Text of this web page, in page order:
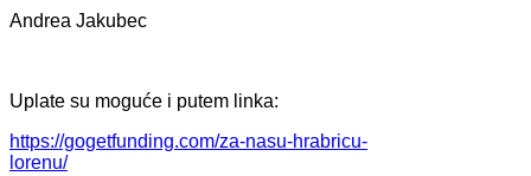
Andrea Jakubec
Uplate su moguće i putem linka:
https://gogetfunding.com/za-nasu-hrabricu-
lorenu/